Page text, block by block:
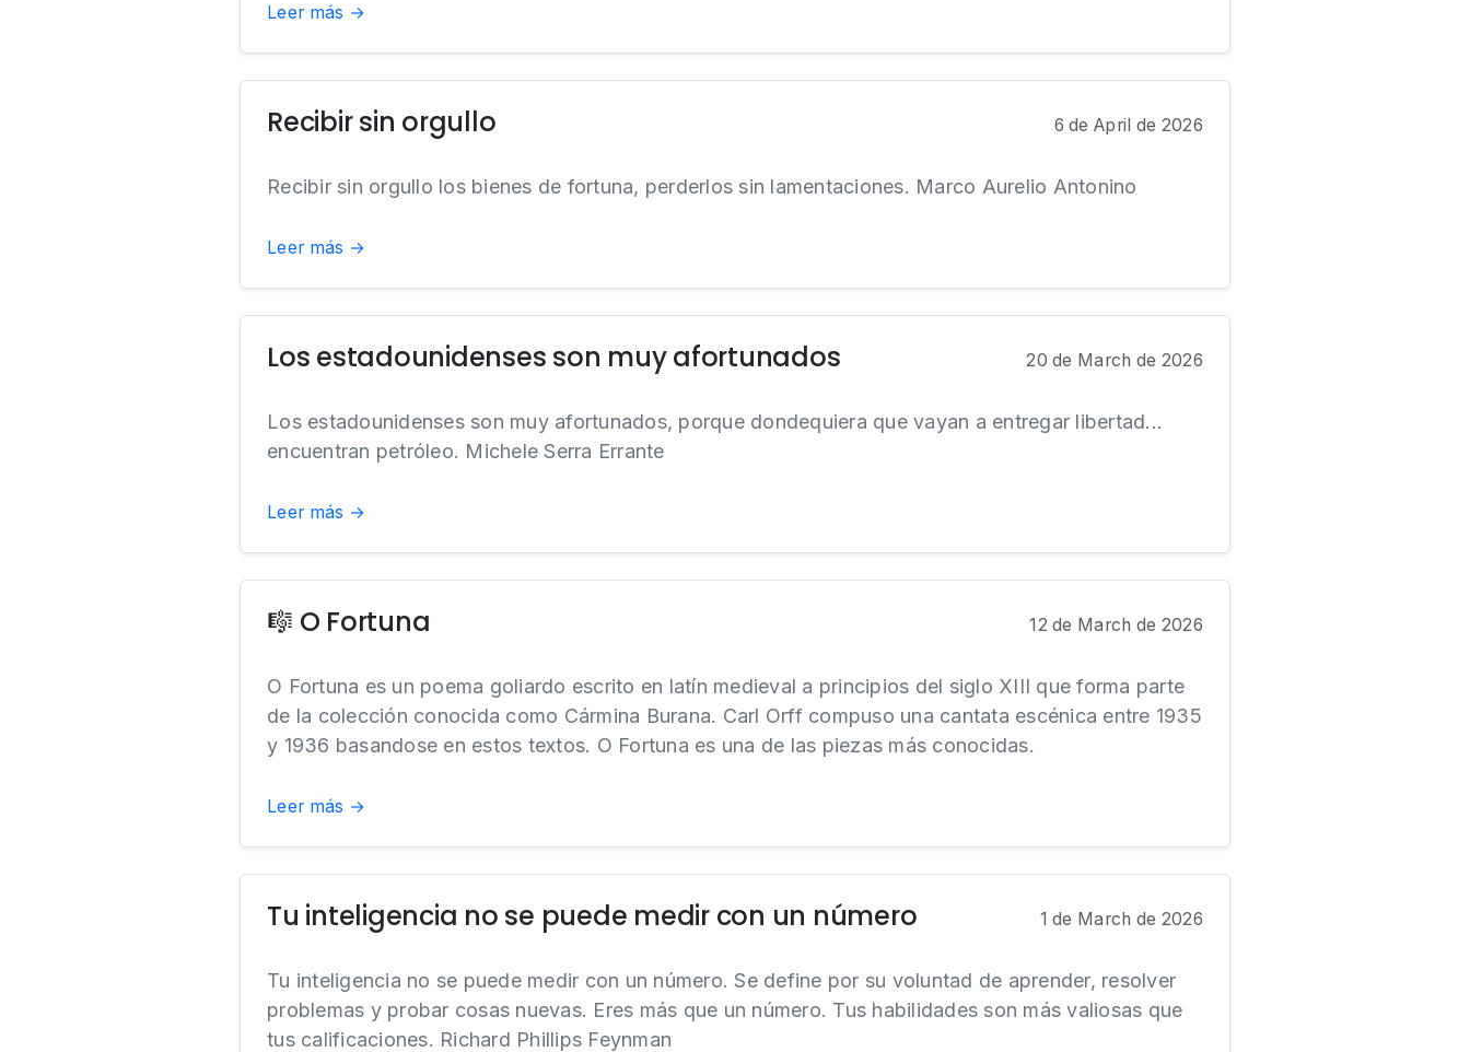
Leer más →
Recibir sin orgullo 6 de April de 2026
Recibir sin orgullo los bienes de fortuna, perderlos sin lamentaciones. Marco Aurelio Antonino
Leer más →
Los estadounidenses son muy afortunados 20 de March de 2026
Los estadounidenses son muy afortunados, porque dondequiera que vayan a entregar libertad...
encuentran petróleo. Michele Serra Errante
Leer más →
🎼 O Fortuna 12 de March de 2026
O Fortuna es un poema goliardo escrito en latín medieval a principios del siglo XIII que forma parte
de la colección conocida como Cármina Burana. Carl Orff compuso una cantata escénica entre 1935
y 1936 basandose en estos textos. O Fortuna es una de las piezas más conocidas.
Leer más →
Tu inteligencia no se puede medir con un número 1 de March de 2026
Tu inteligencia no se puede medir con un número. Se define por su voluntad de aprender, resolver
problemas y probar cosas nuevas. Eres más que un número. Tus habilidades son más valiosas que
tus calificaciones. Richard Phillips Feynman